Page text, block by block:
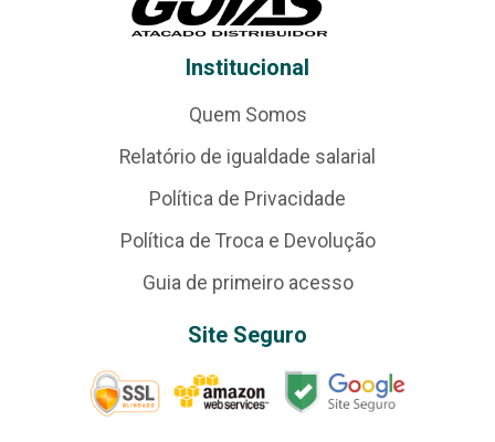
Institucional
Quem Somos
Relatório de igualdade salarial
Política de Privacidade
Política de Troca e Devolução
Guia de primeiro acesso
Site Seguro